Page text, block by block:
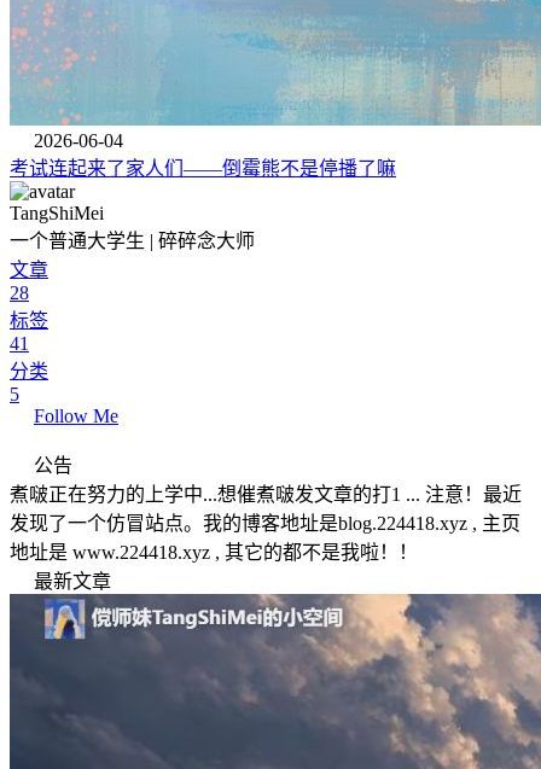
2026-06-04
考试连起来了家人们——倒霉熊不是停播了嘛
TangShiMei
一个普通大学生 | 碎碎念大师
文章
28
标签
41
分类
5
Follow Me
公告
煮啵正在努力的上学中...想催煮啵发文章的打1 ... 注意！最近
发现了一个仿冒站点。我的博客地址是blog.224418.xyz , 主页
地址是 www.224418.xyz , 其它的都不是我啦！！
最新文章